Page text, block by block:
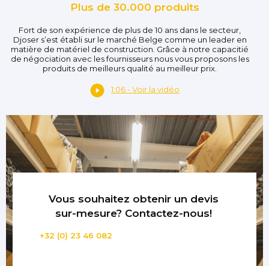
Plus de 30.000 produits
Fort de son expérience de plus de 10 ans dans le secteur,
Djoser s’est établi sur le marché Belge comme un leader en
matière de matériel de construction. Grâce à notre capacitié
de négociation avec les fournisseurs nous vous proposons les
produits de meilleurs qualité au meilleur prix.
1:06 - Voir la vidéo
Vous souhaitez obtenir un devis
sur-mesure? Contactez-nous!
+32 (0) 23 46 082